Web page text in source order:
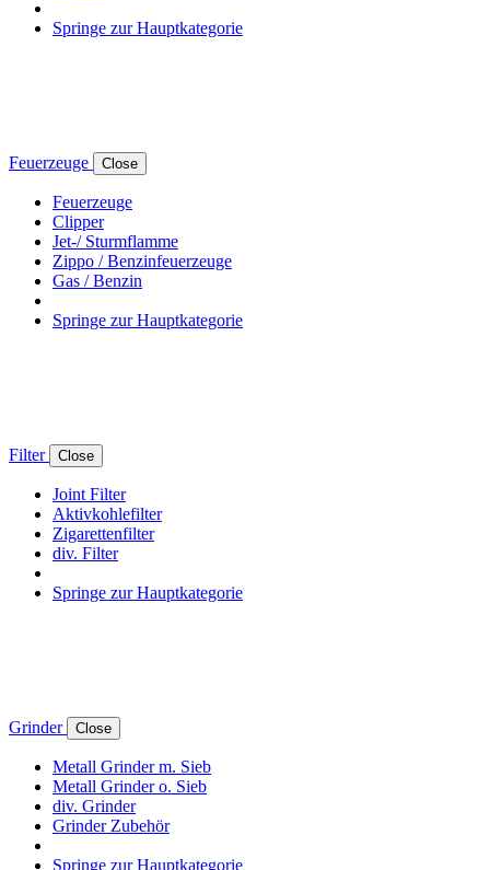
Springe zur Hauptkategorie
Feuerzeuge Close
Feuerzeuge
Clipper
Jet-/ Sturmflamme
Zippo / Benzinfeuerzeuge
Gas / Benzin
Springe zur Hauptkategorie
Filter Close
Joint Filter
Aktivkohlefilter
Zigarettenfilter
div. Filter
Springe zur Hauptkategorie
Grinder Close
Metall Grinder m. Sieb
Metall Grinder o. Sieb
div. Grinder
Grinder Zubehör
Springe zur Hauptkategorie